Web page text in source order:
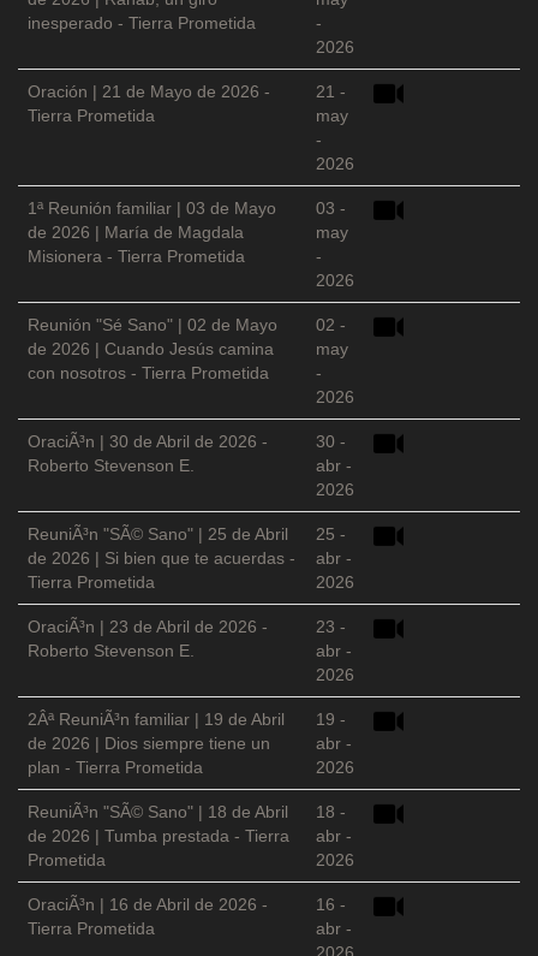
inesperado - Tierra Prometida
-
2026
Oración | 21 de Mayo de 2026 -
Tierra Prometida
21 -
may
-
2026
1ª Reunión familiar | 03 de Mayo
de 2026 | María de Magdala
Misionera - Tierra Prometida
03 -
may
-
2026
Reunión "Sé Sano" | 02 de Mayo
de 2026 | Cuando Jesús camina
con nosotros - Tierra Prometida
02 -
may
-
2026
OraciÃ³n | 30 de Abril de 2026 -
Roberto Stevenson E.
30 -
abr -
2026
ReuniÃ³n "SÃ© Sano" | 25 de Abril
de 2026 | Si bien que te acuerdas -
Tierra Prometida
25 -
abr -
2026
OraciÃ³n | 23 de Abril de 2026 -
Roberto Stevenson E.
23 -
abr -
2026
2Âª ReuniÃ³n familiar | 19 de Abril
de 2026 | Dios siempre tiene un
plan - Tierra Prometida
19 -
abr -
2026
ReuniÃ³n "SÃ© Sano" | 18 de Abril
de 2026 | Tumba prestada - Tierra
Prometida
18 -
abr -
2026
OraciÃ³n | 16 de Abril de 2026 -
Tierra Prometida
16 -
abr -